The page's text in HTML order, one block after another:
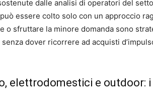
dalle analisi di operatori del
essere colto solo con un approccio
o sfruttare la minore domanda sono
dover ricorrere ad acquisti
elettrodomestici e outdoor: